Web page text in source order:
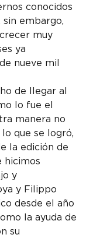
conocidos
embargo,
muy
ya
nueve mil
de llegar al
lo fue el
manera no
que se logró,
la edición de
hicimos
y
y Filippo
desde el año
la ayuda de
su